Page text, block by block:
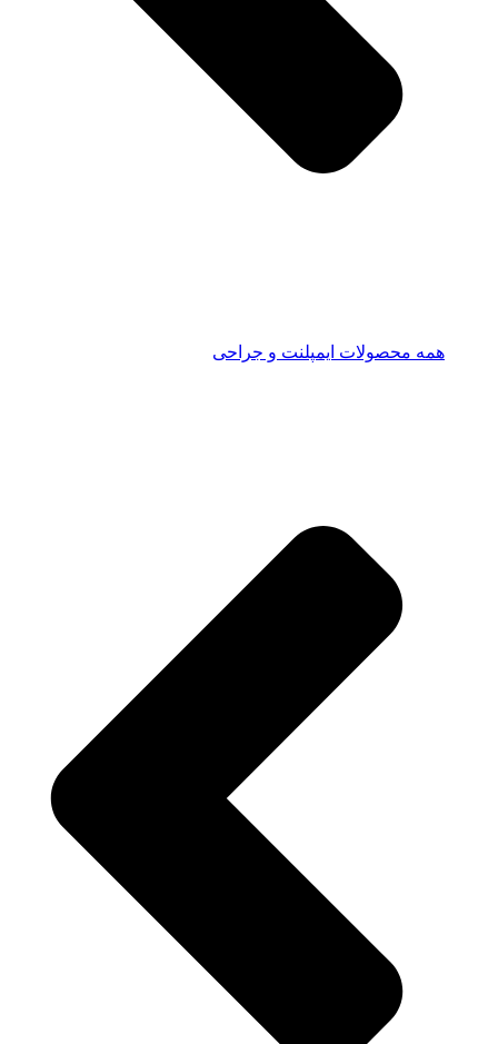
همه محصولات ایمپلنت و جراحی